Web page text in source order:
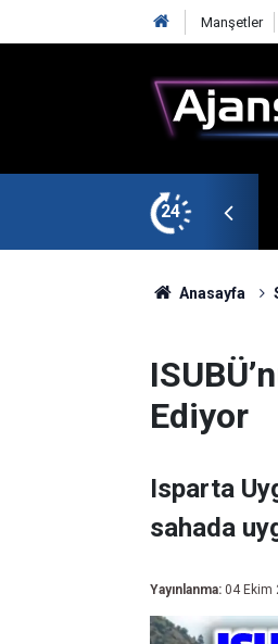
Manşetler
24
Anasayfa
Ediyor
Isparta
sahada
Yayınlanma: 04 Ekim